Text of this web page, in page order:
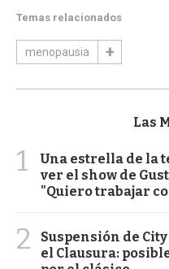
Temas relacionados
menopausia
Las
1
Una estrella de la
ver el show de
"Quiero trabajar
2
Suspensión de
el Clausura: